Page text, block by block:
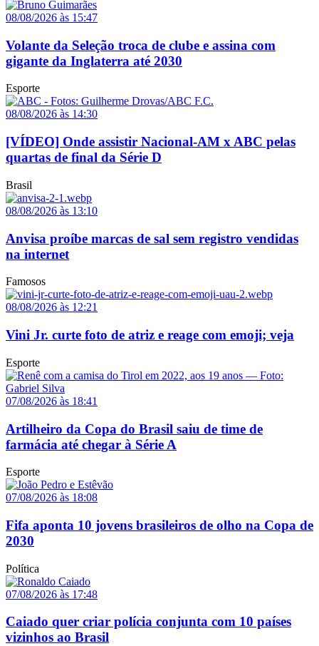
08/08/2026 às 15:47
Volante da Seleção troca de clube e assina com
gigante da Inglaterra até 2030
Esporte
08/08/2026 às 14:30
[VÍDEO] Onde assistir Nacional-AM x ABC pelas
quartas de final da Série D
Brasil
08/08/2026 às 13:10
Anvisa proíbe marcas de sal sem registro vendidas
na internet
Famosos
08/08/2026 às 12:21
Vini Jr. curte foto de atriz e reage com emoji; veja
Esporte
07/08/2026 às 18:41
Artilheiro da Copa do Brasil saiu de time de
farmácia até chegar à Série A
Esporte
07/08/2026 às 18:08
Fifa aponta 10 jovens brasileiros de olho na Copa de
2030
Política
07/08/2026 às 17:48
Caiado quer criar polícia conjunta com 10 países
vizinhos ao Brasil